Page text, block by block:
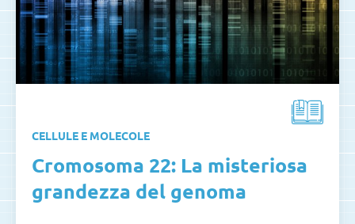
CELLULE E MOLECOLE
Cromosoma 22: La misteriosa
grandezza del genoma